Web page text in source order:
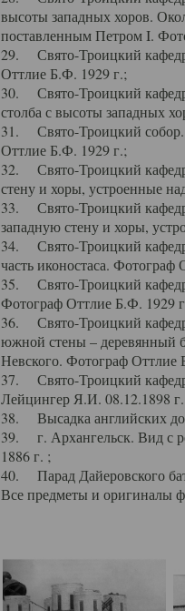
высоты западных хоров.
поставленным Петром I.
29. Свято-Троицкий
Оттлие Б.Ф. 1929 г.;
30. Свято-Троицкий
столба с высоты западных
31. Свято-Троицкий собор.
Оттлие Б.Ф. 1929 г.;
32. Свято-Троицкий
стену и хоры, устроенные
33. Свято-Троицкий
западную стену и хоры,
34. Свято-Троицкий
часть иконостаса.
35. Свято-Троицкий
Фотограф Оттлие Б.Ф. 1929
36. Свято-Троицкий
южной стены – деревянный
Невского. Фотограф Оттлие
37. Свято-Троицкий
Лейцингер Я.И. 08.12.1898
38. Высадка английских
39. г. Архангельск. Вид с
1886 г. ;
40. Парад Дайеровского
Все предметы и оригиналы